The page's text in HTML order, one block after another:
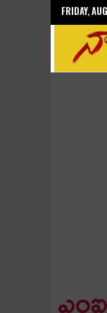
FRIDAY,